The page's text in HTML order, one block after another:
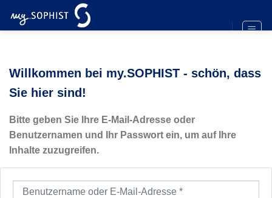
Inhalt
Willkommen bei my.SOPHIST - schön, dass
Sie hier sind!
Bitte geben Sie Ihre E-Mail-Adresse oder
Benutzernamen und Ihr Passwort ein, um auf Ihre
Inhalte zuzugreifen.
Benutzername oder E-Mail-Adresse